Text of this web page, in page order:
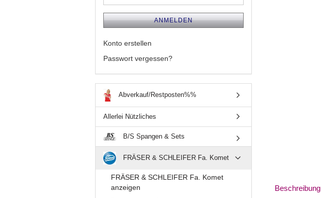
Beschreibung
ANMELDEN
Konto erstellen
Passwort vergessen?
Abverkauf/Restposten%%
Allerlei Nützliches
B/S Spangen & Sets
FRÄSER & SCHLEIFER Fa. Komet
FRÄSER & SCHLEIFER Fa. Komet
anzeigen